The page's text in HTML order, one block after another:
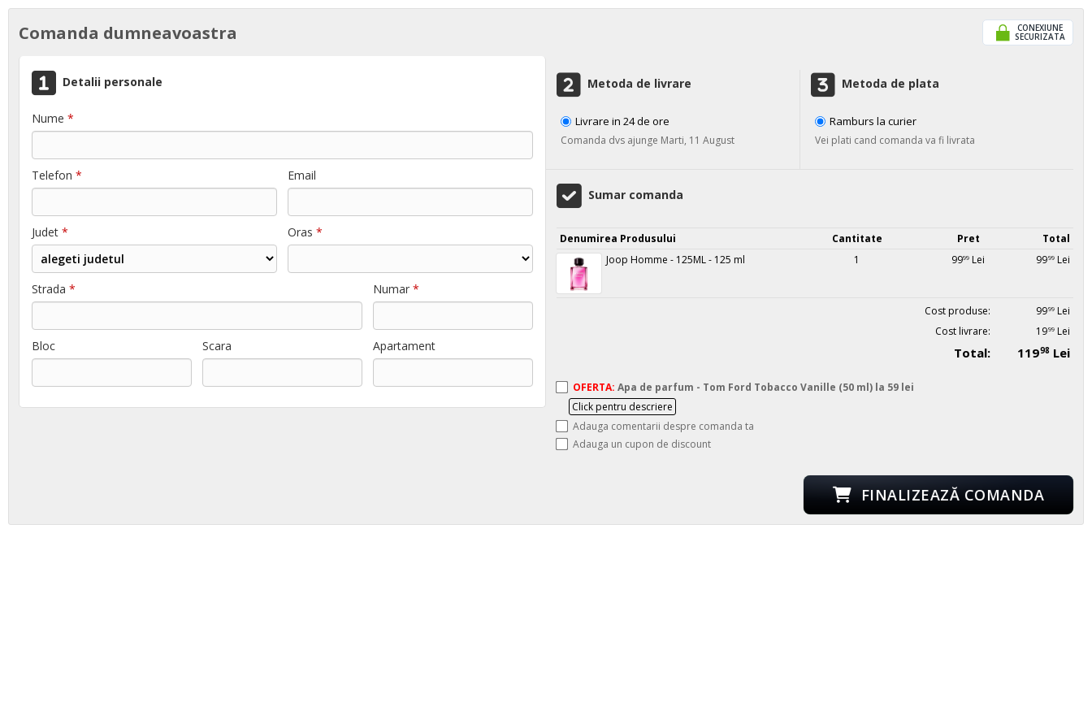
Comanda dumneavoastra CONEXIUNE
SECURIZATA
Detalii personale
Nume *
Telefon * Email
Judet * Oras*
Strada * Numar*
Bloc Scara Apartament
Metoda de livrare
Livrare in 24 de ore
Comanda dvs ajunge Marti, 11 August
Metoda de plata
Ramburs la curier
Vei plati cand comanda va fi livrata
Sumar comanda
Denumirea Produsului Cantitate Pret
Total
Joop Homme - 125ML - 125 ml
1 9999 Lei 9999 Lei
Cost produse: 9999 Lei
Cost livrare:
1999 Lei
Total: 11998 Lei
OFERTA: Apa de parfum - Tom Ford Tobacco Vanille (50 ml) la 59 lei
Click pentru descriere
Adauga comentarii despre comanda ta
Adauga un cupon de discount
FINALIZEAZĂ COMANDA